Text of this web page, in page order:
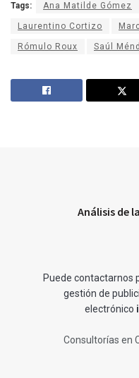
Tags: Ana Matilde Gómez
Laurentino Cortizo
Rómulo Roux Saúl
Análisis de
Puede contactarnos
gestión de
electrónico
Consultorías en